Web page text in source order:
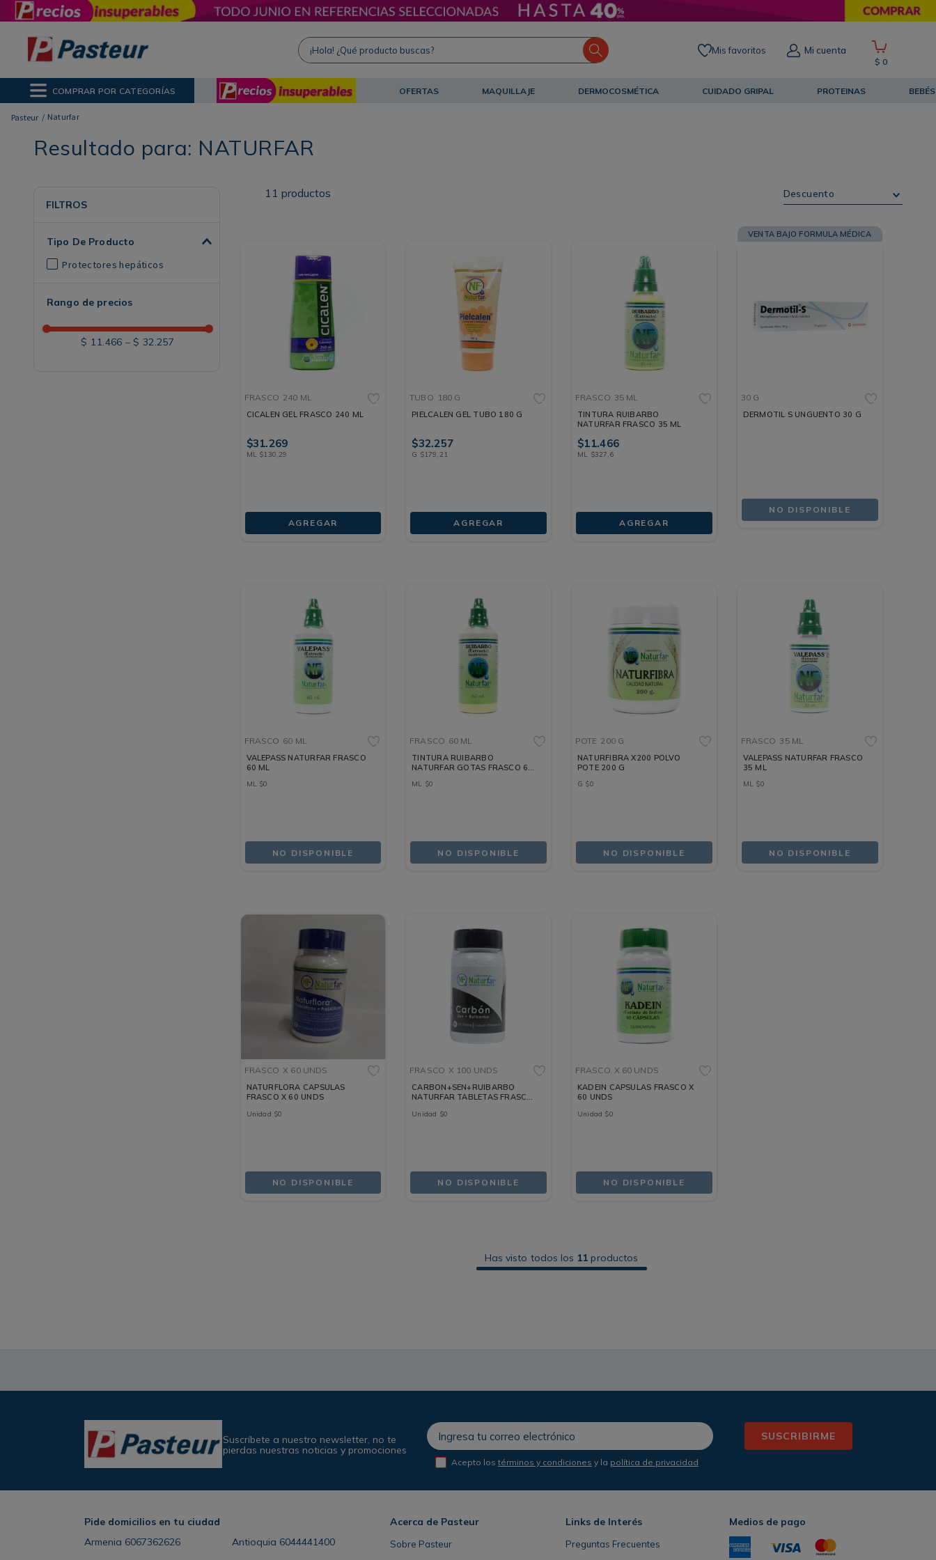
¡Hola! ¿Qué producto buscas?
Mis favoritos Mi cuenta
$ 0
COMPRAR POR CATEGORÍAS OFERTAS MAQUILLAJE DERMOCOSMÉTICA CUIDADO GRIPAL PROTEINAS BEBÉS
Naturfar
Resultado para: NATURFAR
FILTROS
Tipo De Producto
Protectores hepáticos
Rango de precios
$ 11.466 – $ 32.257
11 productos Descuento
FRASCO 240 ML
CICALEN GEL FRASCO 240 ML
$31.269
ML $130,29
AGREGAR
TUBO 180 G
PIELCALEN GEL TUBO 180 G
$32.257
G $179,21
AGREGAR
FRASCO 35 ML
TINTURA RUIBARBO
NATURFAR FRASCO 35 ML
$11.466
ML $327,6
AGREGAR
VENTA BAJO FORMULA MÉDICA
30 G
DERMOTIL S UNGUENTO 30 G
NO DISPONIBLE
FRASCO 60 ML
VALEPASS NATURFAR FRASCO
60 ML
ML $0
NO DISPONIBLE
FRASCO 60 ML
TINTURA RUIBARBO
NATURFAR GOTAS FRASCO 60
ML $0
NO DISPONIBLE
POTE 200 G
NATURFIBRA X200 POLVO
POTE 200 G
G $0
NO DISPONIBLE
FRASCO 35 ML
VALEPASS NATURFAR FRASCO
35 ML
ML $0
NO DISPONIBLE
FRASCO X 60 UNDS
NATURFLORA CAPSULAS
FRASCO X 60 UNDS
Unidad $0
NO DISPONIBLE
FRASCO X 100 UNDS
CARBON+SEN+RUIBARBO
NATURFAR TABLETAS FRASCO
Unidad $0
NO DISPONIBLE
FRASCO X 60 UNDS
KADEIN CAPSULAS FRASCO X
60 UNDS
Unidad $0
NO DISPONIBLE
Has visto todos los 11 productos
Suscríbete a nuestro newsletter, no te
pierdas nuestras noticias y promociones
SUSCRIBIRME
Acepto lostérminos y condiciones y la política de privacidad
Pide domicilios en tu ciudad
Armenia 6067362626 Antioquia 6044441400
Acerca de Pasteur
Sobre Pasteur
Links de Interés
Preguntas Frecuentes
Medios de pago
MÁS BUSCADOS
Solar